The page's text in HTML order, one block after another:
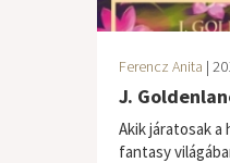
Ferencz Anita |
J.
Akik járatosak a
fantasy